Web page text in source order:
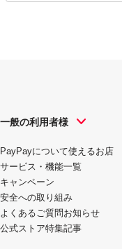
一般の利用者様
PayPayについて使えるお店
サービス・機能一覧
キャンペーン
安全への取り組み
よくあるご質問お知らせ
公式ストア特集記事